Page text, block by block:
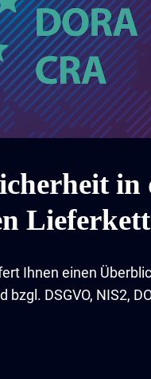
in
Ihnen einen
bzgl. DSGVO, NIS2,